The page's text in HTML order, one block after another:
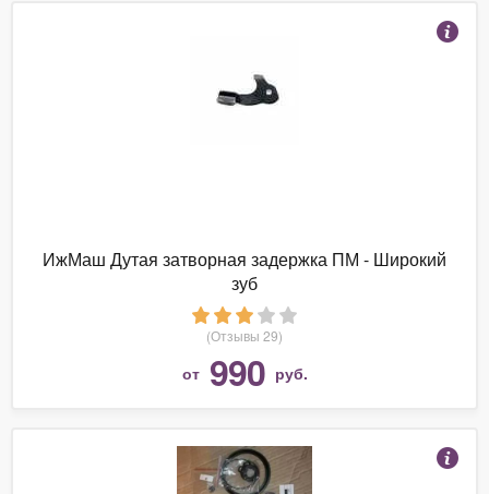
ИжМаш Дутая затворная задержка ПМ - Широкий
зуб
(Отзывы 29)
от 990 руб.